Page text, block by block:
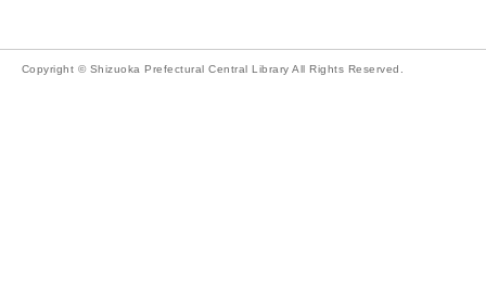
Copyright © Shizuoka Prefectural Central Library All Rights Reserved.